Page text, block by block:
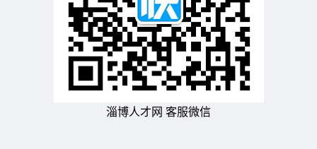
淄博人才网 客服微信